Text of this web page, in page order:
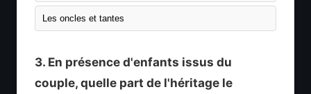
Les oncles et tantes
3. En présence d'enfants issus du
couple, quelle part de l'héritage le